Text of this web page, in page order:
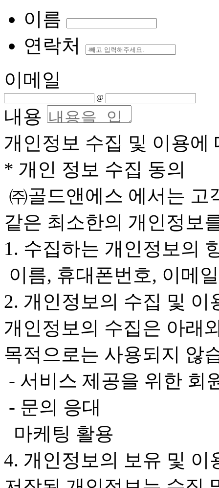
이름
연락처
이메일
@
내용
개인정보 수집 및 이용에
* 개인 정보 수집 동의
㈜골드앤에스 에서는 고
같은 최소한의 개인정보
1. 수집하는 개인정보의
이름, 휴대폰번호, 이메
2. 개인정보의 수집 및 이
개인정보의 수집은 아래
목적으로는 사용되지 않
- 서비스 제공을 위한 회
- 문의 응대
마케팅 활용
4. 개인정보의 보유 및 이